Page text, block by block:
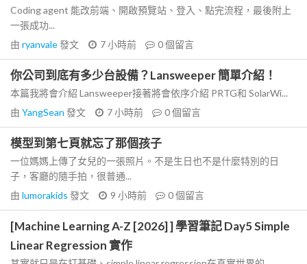
Coding agent 能改前端、開啟預覽站、登入、點完流程，最後附上
一張成功...
由 ryanvale發文 7 小時前 0個留言
你公司到底有多少台設備？Lansweeper 簡單介紹！
本篇我將會介紹 Lansweeper接著將會依序介紹 PRTG和 SolarWi...
由 YangSean 發文 7 小時前 0個留言
模型到第七頁就忘了那個孩子
一位媽媽上傳了女兒的一張照片。不是生日也不是什麼特別的日
子，客廳的隨手拍，很普通...
由 lumorakids 發文 9 小時前 0個留言
[Machine Learning A-Z [2026] ] 學習筆記 Day5 Simple
Linear Regression 實作